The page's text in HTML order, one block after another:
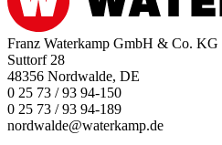
Franz Waterkamp GmbH & Co. KG
Suttorf 28
48356 Nordwalde, DE
0 25 73 / 93 94-150
0 25 73 / 93 94-189
nordwalde@waterkamp.de